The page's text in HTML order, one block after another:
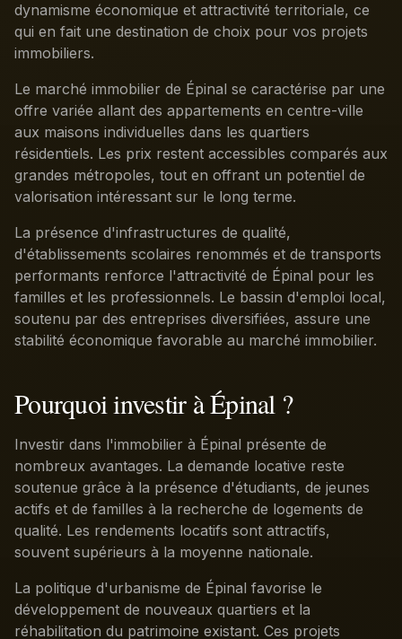
dynamisme économique et attractivité territoriale, ce
qui en fait une destination de choix pour vos projets
immobiliers.
Le marché immobilier de Épinal se caractérise par une
offre variée allant des appartements en centre-ville
aux maisons individuelles dans les quartiers
résidentiels. Les prix restent accessibles comparés aux
grandes métropoles, tout en offrant un potentiel de
valorisation intéressant sur le long terme.
La présence d'infrastructures de qualité,
d'établissements scolaires renommés et de transports
performants renforce l'attractivité de Épinal pour les
familles et les professionnels. Le bassin d'emploi local,
soutenu par des entreprises diversifiées, assure une
stabilité économique favorable au marché immobilier.
Pourquoi investir à Épinal ?
Investir dans l'immobilier à Épinal présente de
nombreux avantages. La demande locative reste
soutenue grâce à la présence d'étudiants, de jeunes
actifs et de familles à la recherche de logements de
qualité. Les rendements locatifs sont attractifs,
souvent supérieurs à la moyenne nationale.
La politique d'urbanisme de Épinal favorise le
développement de nouveaux quartiers et la
réhabilitation du patrimoine existant. Ces projets